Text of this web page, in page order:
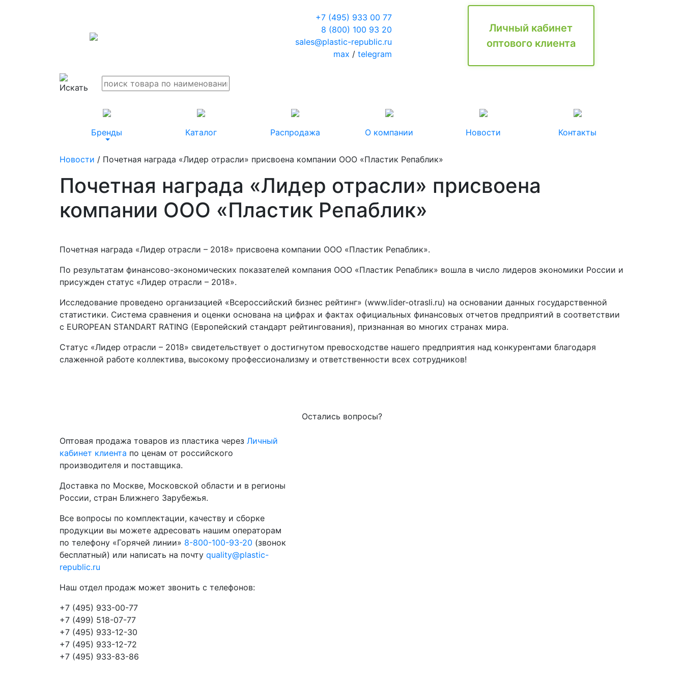
+7 (495) 933 00 77
8 (800) 100 93 20
sales@plastic-republic.ru
max / telegram
Личный кабинет
оптового клиента
Бренды Каталог Распродажа О компании Новости Контакты
Новости / Почетная награда «Лидер отрасли» присвоена компании ООО «Пластик Репаблик»
Почетная награда «Лидер отрасли» присвоена
компании ООО «Пластик Репаблик»
Почетная награда «Лидер отрасли – 2018» присвоена компании ООО «Пластик Репаблик».
По результатам финансово-экономических показателей компания ООО «Пластик Репаблик» вошла в число лидеров экономики России и
присужден статус «Лидер отрасли – 2018».
Исследование проведено организацией «Всероссийский бизнес рейтинг» (www.lider-otrasli.ru) на основании данных государственной
статистики. Система сравнения и оценки основана на цифрах и фактах официальных финансовых отчетов предприятий в соответствии
с EUROPEAN STANDART RATING (Европейский стандарт рейтингования), признанная во многих странах мира.
Статус «Лидер отрасли – 2018» свидетельствует о достигнутом превосходстве нашего предприятия над конкурентами благодаря
слаженной работе коллектива, высокому профессионализму и ответственности всех сотрудников!
Остались вопросы?
Оптовая продажа товаров из пластика через Личный
кабинет клиента по ценам от российского
производителя и поставщика.
Доставка по Москве, Московской области и в регионы
России, стран Ближнего Зарубежья.
Все вопросы по комплектации, качеству и сборке
продукции вы можете адресовать нашим операторам
по телефону «Горячей линии» 8-800-100-93-20 (звонок
бесплатный) или написать на почту quality@plastic-
republic.ru
Наш отдел продаж может звонить с телефонов:
+7 (495) 933-00-77
+7 (499) 518-07-77
+7 (495) 933-12-30
+7 (495) 933-12-72
+7 (495) 933-83-86